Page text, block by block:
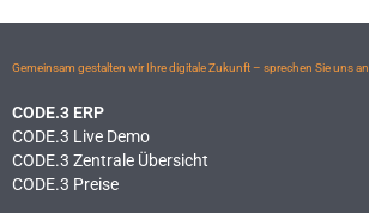
Gemeinsam gestalten wir Ihre digitale Zukunft – sprechen Sie uns an.
CODE.3 ERP
CODE.3 Live Demo
CODE.3 Zentrale Übersicht
CODE.3 Preise